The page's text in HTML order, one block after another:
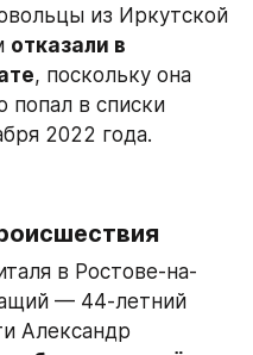
из Иркутской
отказали в
, поскольку она
попал в списки
2022 года.
в Ростове-на-
— 44-летний